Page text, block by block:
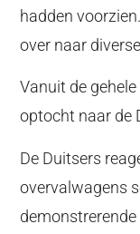
hadden
over naar
Vanuit de
optocht naar de
De Duitsers
overvalwagens
demonstrerende